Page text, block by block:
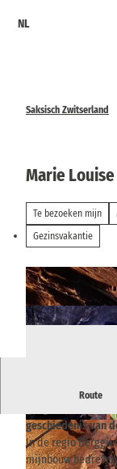
NL
Saksisch Zwitserland
Marie
Te bezoeken mijn
Gezinsvakantie
© Marko Förster |
Route
Voormalige
geschiedenis van
In de regio
mijnbouw